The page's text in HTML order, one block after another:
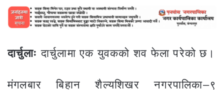
दार्चुलाः दार्चुलामा एक युवकको शव फेला परेको छ।
मंगलबार बिहान शैल्यशिखर नगरपालिका–९